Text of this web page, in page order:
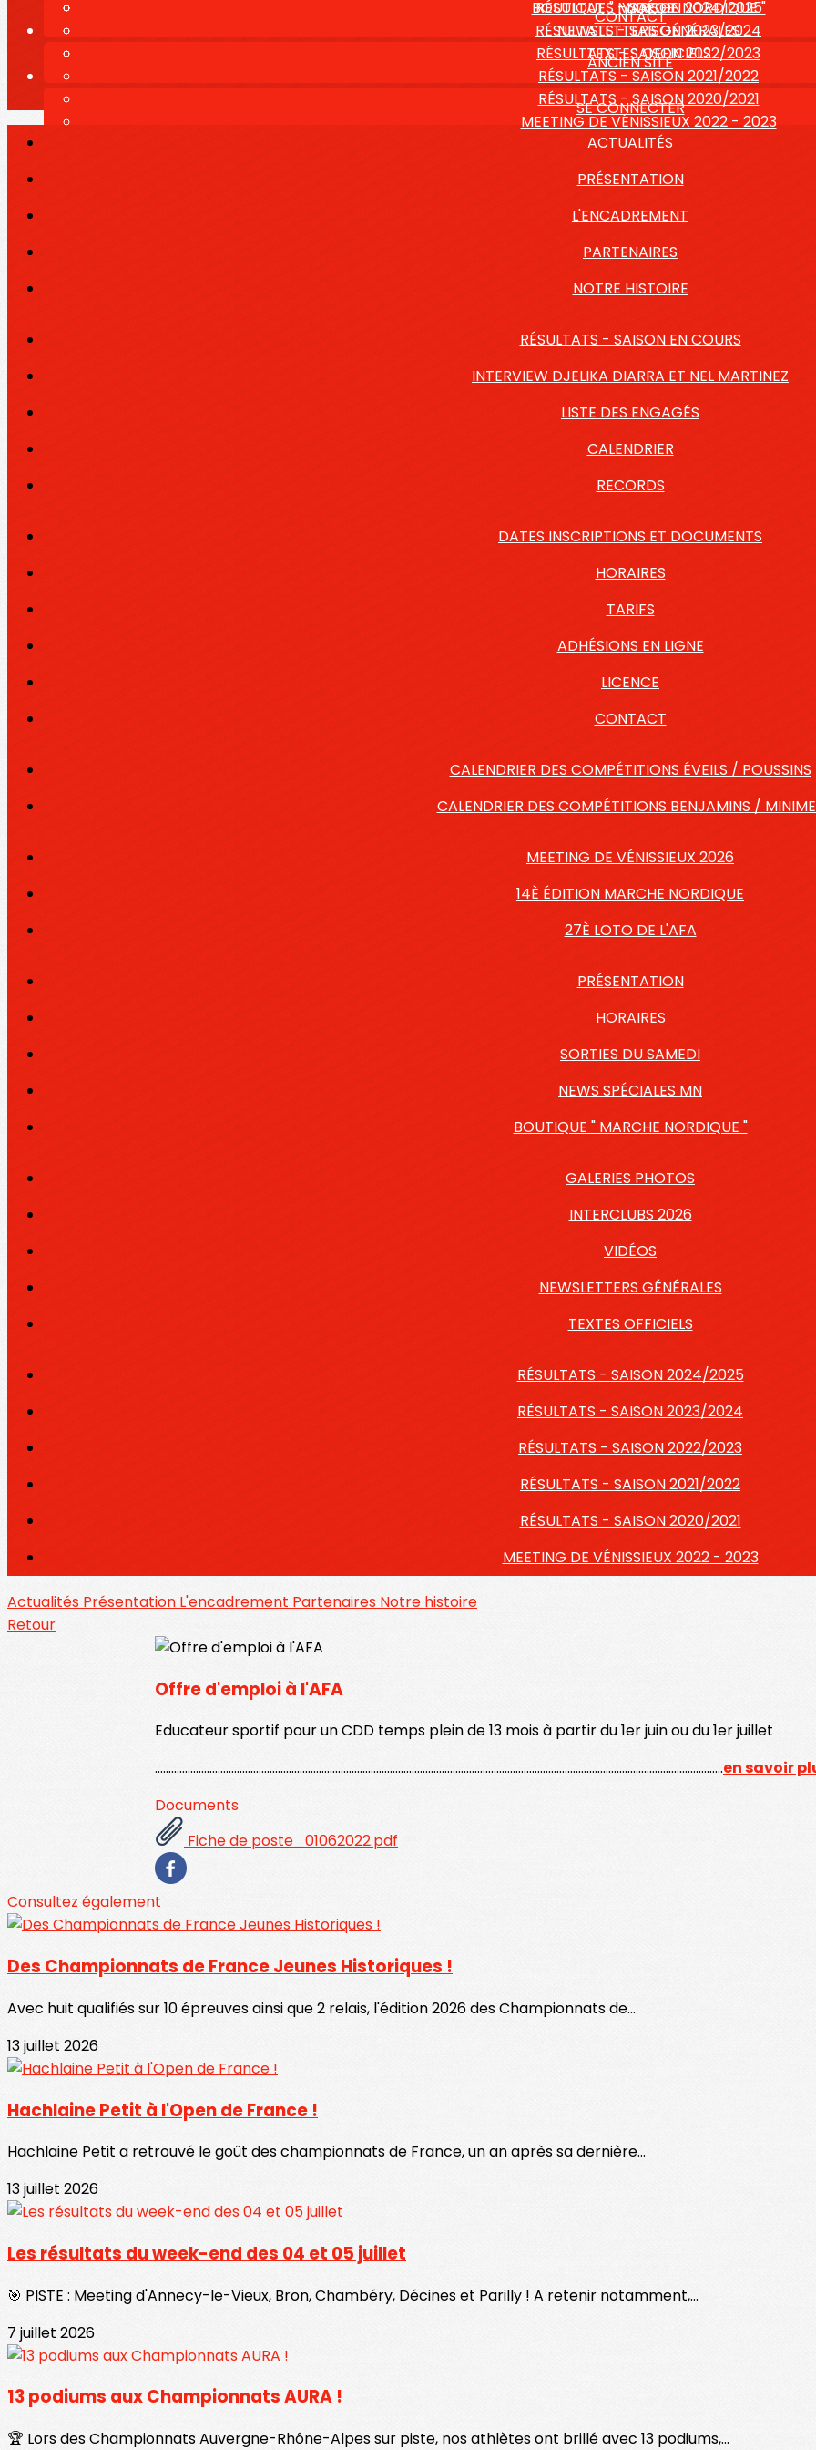
BOUTIQUE " MARCHE NORDIQUE "
VIDÉOS
NEWSLETTERS GÉNÉRALES
TEXTES OFFICIELS
RÉSULTATS - SAISON 2024/2025
RÉSULTATS - SAISON 2023/2024
RÉSULTATS - SAISON 2022/2023
RÉSULTATS - SAISON 2021/2022
RÉSULTATS - SAISON 2020/2021
MEETING DE VÉNISSIEUX 2022 - 2023
CONTACT
ANCIEN SITE
SE CONNECTER
ACTUALITÉS
PRÉSENTATION
L'ENCADREMENT
PARTENAIRES
NOTRE HISTOIRE
RÉSULTATS - SAISON EN COURS
INTERVIEW DJELIKA DIARRA ET NEL MARTINEZ
LISTE DES ENGAGÉS
CALENDRIER
RECORDS
DATES INSCRIPTIONS ET DOCUMENTS
HORAIRES
TARIFS
ADHÉSIONS EN LIGNE
LICENCE
CONTACT
CALENDRIER DES COMPÉTITIONS ÉVEILS / POUSSINS
CALENDRIER DES COMPÉTITIONS BENJAMINS /
MEETING DE VÉNISSIEUX 2026
14È ÉDITION MARCHE NORDIQUE
27È LOTO DE L'AFA
PRÉSENTATION
HORAIRES
SORTIES DU SAMEDI
NEWS SPÉCIALES MN
BOUTIQUE " MARCHE NORDIQUE "
GALERIES PHOTOS
INTERCLUBS 2026
VIDÉOS
NEWSLETTERS GÉNÉRALES
TEXTES OFFICIELS
RÉSULTATS - SAISON 2024/2025
RÉSULTATS - SAISON 2023/2024
RÉSULTATS - SAISON 2022/2023
RÉSULTATS - SAISON 2021/2022
RÉSULTATS - SAISON 2020/2021
MEETING DE VÉNISSIEUX 2022 - 2023
Actualités Présentation L'encadrement Partenaires Notre histoire
Retour
Offre d'emploi à l'AFA
Educateur sportif pour un CDD temps plein de 13 mois à partir du 1er juin ou du 1er juillet
................................................................................................................................................................................................................en savoir
Documents
Fiche de poste_01062022.pdf
Consultez également
Des Championnats de France Jeunes Historiques !
Avec huit qualifiés sur 10 épreuves ainsi que 2 relais, l'édition 2026 des Championnats de...
13 juillet 2026
Hachlaine Petit à l'Open de France !
Hachlaine Petit a retrouvé le goût des championnats de France, un an après sa dernière...
13 juillet 2026
Les résultats du week-end des 04 et 05 juillet
🎯 PISTE : Meeting d'Annecy-le-Vieux, Bron, Chambéry, Décines et Parilly ! A retenir notamment,...
7 juillet 2026
13 podiums aux Championnats AURA !
🏆 Lors des Championnats Auvergne-Rhône-Alpes sur piste, nos athlètes ont brillé avec 13 podiums,...